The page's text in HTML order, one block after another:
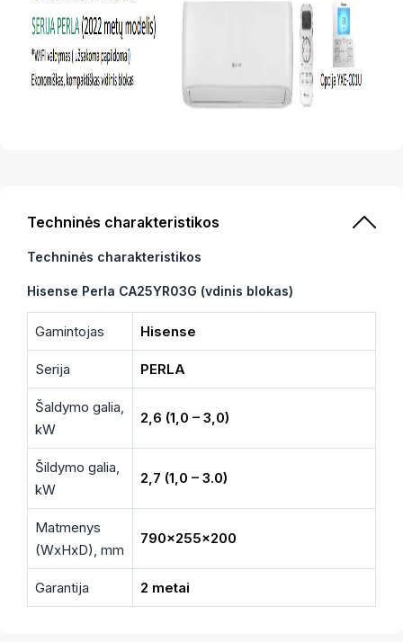
Techninės charakteristikos
Techninės charakteristikos
Hisense Perla CA25YR03G (vdinis blokas)
Gamintojas Hisense
Serija PERLA
Šaldymo galia,
kW
2,6 (1,0 – 3,0)
Šildymo galia,
kW
2,7 (1,0 – 3.0)
Matmenys
(WxHxD), mm
790x255x200
Garantija 2 metai